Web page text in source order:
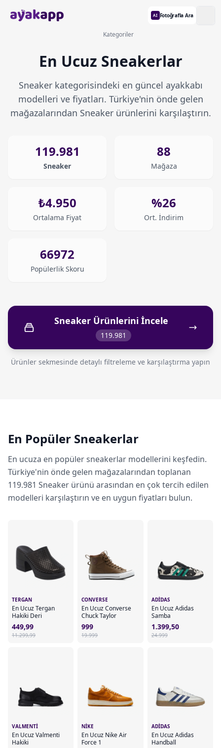
AI Fotoğrafla Ara
Kategoriler
En Ucuz Sneakerlar
Sneaker kategorisindeki en güncel ayakkabı
modelleri ve fiyatları. Türkiye'nin önde gelen
mağazalarından Sneaker ürünlerini karşılaştırın.
119.981
Sneaker
88
Mağaza
₺4.950
Ortalama Fiyat
%26
Ort. İndirim
66972
Popülerlik Skoru
119.981
Ürünler sekmesinde detaylı filtreleme ve karşılaştırma yapın
En Popüler Sneakerlar
En ucuza en popüler sneakerlar modellerini keşfedin.
Türkiye'nin önde gelen mağazalarından toplanan
119.981 Sneaker ürünü arasından en çok tercih edilen
modelleri karşılaştırın ve en uygun fiyatları bulun.
TERGAN
En Ucuz Tergan
Hakiki Deri
449,99
11.299,99
CONVERSE
En Ucuz Converse
Chuck Taylor
999
19.999
ADIDAS
En Ucuz Adidas
Samba
1.399,50
24.999
VALMENTI
En Ucuz Valmenti
Hakiki
NIKE
En Ucuz Nike Air
Force 1
ADIDAS
En Ucuz Adidas
Handball